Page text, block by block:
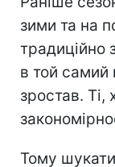
зими та на
традиційно
в той самий
зростав. Ті,
Тому шукати